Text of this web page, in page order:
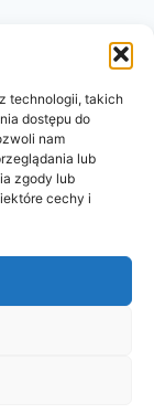
technologii, takich
dostępu do
nam
lub
zgody lub
cechy i